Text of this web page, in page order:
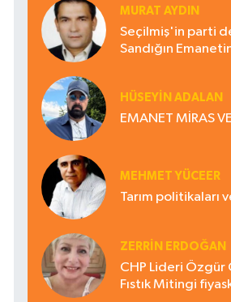
MURAT AYDIN
Seçilmiş'in parti
Sandığın
HÜSEYIN ADALAN
EMANET MİRAS
MEHMET YÜCEER
Tarım politikaları
ZERRIN ERDOĞAN
CHP Lideri Özgür
Fıstık Mitingi